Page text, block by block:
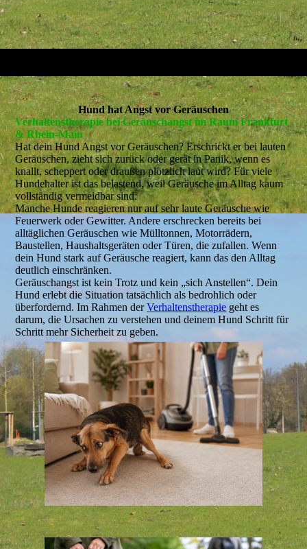
Hund hat Angst vor Geräuschen
Verhaltenstherapie bei Geräuschangst im Raum Frankfurt
& Rhein-Main
Hat dein Hund Angst vor Geräuschen? Erschrickt er bei lauten
Geräuschen, zieht sich zurück oder gerät in Panik, wenn es
knallt, scheppert oder draußen plötzlich laut wird? Für viele
Hundehalter ist das belastend, weil Geräusche im Alltag kaum
vollständig vermeidbar sind.
Manche Hunde reagieren nur auf sehr laute Geräusche wie
Feuerwerk oder Gewitter. Andere erschrecken bereits bei
alltäglichen Geräuschen wie Mülltonnen, Motorrädern,
Baustellen, Haushaltsgeräten oder Türen, die zufallen. Wenn
dein Hund stark auf Geräusche reagiert, kann das den Alltag
deutlich einschränken.
Geräuschangst ist kein Trotz und kein „sich Anstellen“. Dein
Hund erlebt die Situation tatsächlich als bedrohlich oder
überfordernd. Im Rahmen derVerhaltenstherapie geht es
darum, die Ursachen zu verstehen und deinem Hund Schritt für
Schritt mehr Sicherheit zu geben.